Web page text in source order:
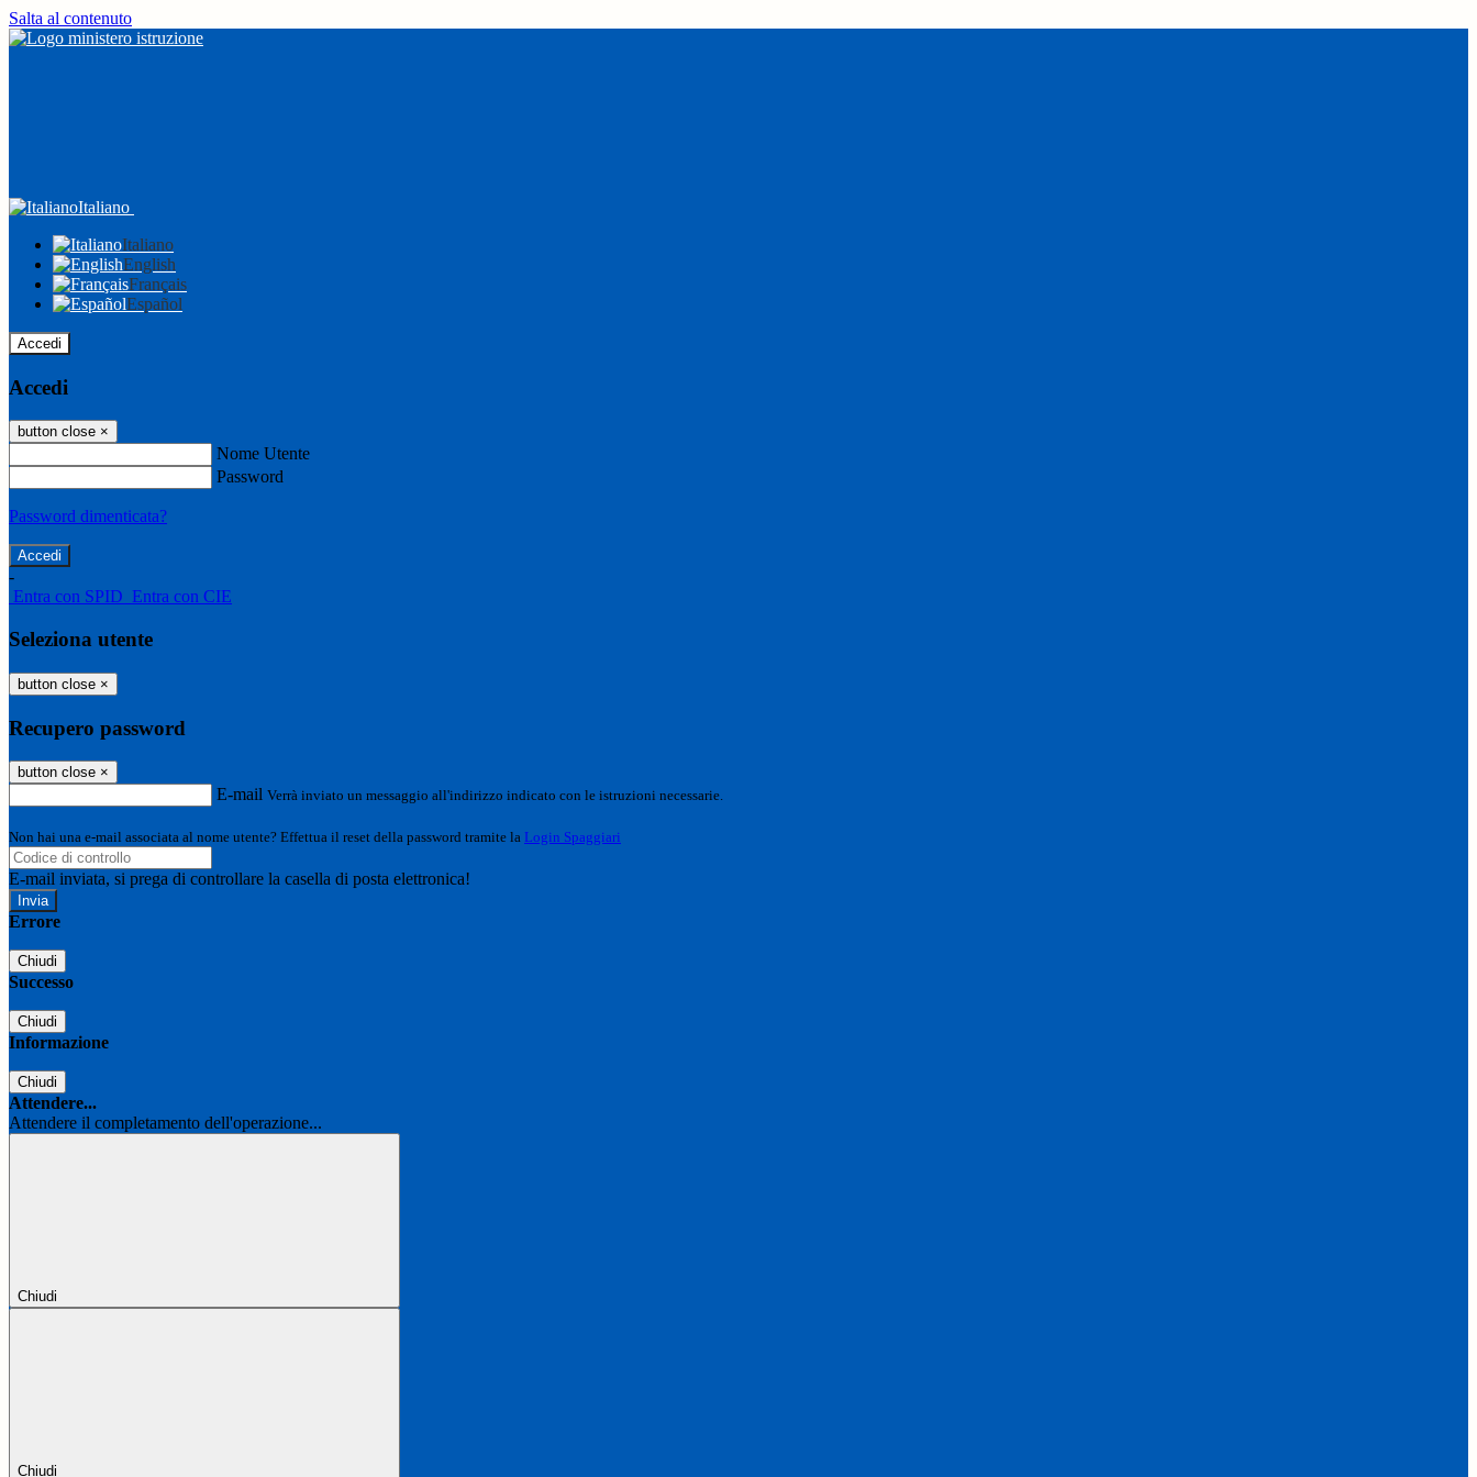
Salta al contenuto
Italiano
Italiano
English
Français
Español
Accedi
Accedi
button close ×
Nome Utente
Password
Password dimenticata?
-
Entra con SPID Entra con CIE
Seleziona utente
button close ×
Recupero password
button close ×
E-mail Verrà inviato un messaggio all'indirizzo indicato con le istruzioni necessarie.
Non hai una e-mail associata al nome utente? Effettua il reset della password tramite la Login Spaggiari
E-mail inviata, si prega di controllare la casella di posta elettronica!
Errore
Chiudi
Successo
Chiudi
Informazione
Chiudi
Attendere...
Attendere il completamento dell'operazione...
Chiudi
Chiudi